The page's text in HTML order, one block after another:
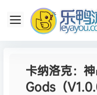
卡纳洛克：
Gods（